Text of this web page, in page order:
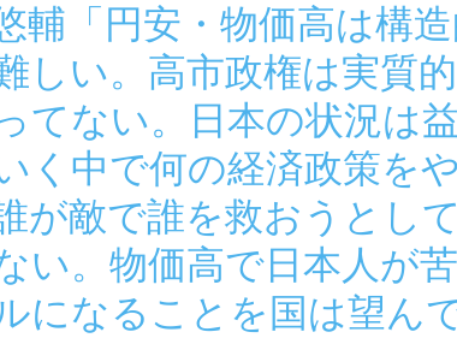
輔「円安・物価高は構
しい。高市政権は実質
てない。日本の状況は
く中で何の経済政策を
が敵で誰を救おうとし
い。物価高で日本人が
になることを国は望ん